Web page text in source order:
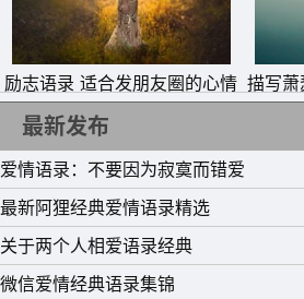
14、一生只谈三次恋爱最好，一次
生。
15、世上最难受的一种感觉是，你
然爱恋那个伤害你的人。
励志语录 适合发朋友圈的心情
句子
描写
最新发布
爱情语录：不要因为寂寞而错爱
最新阿狸经典爱情语录精选
关于两个人相爱语录经典
微信爱情经典语录集锦